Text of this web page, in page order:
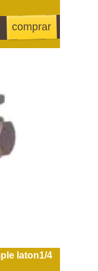
comprar
laton1/4